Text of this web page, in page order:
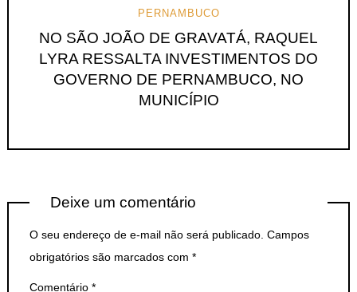
PERNAMBUCO
NO SÃO JOÃO DE GRAVATÁ, RAQUEL
LYRA RESSALTA INVESTIMENTOS DO
GOVERNO DE PERNAMBUCO, NO
MUNICÍPIO
Deixe um comentário
O seu endereço de e-mail não será publicado. Campos
obrigatórios são marcados com *
Comentário *